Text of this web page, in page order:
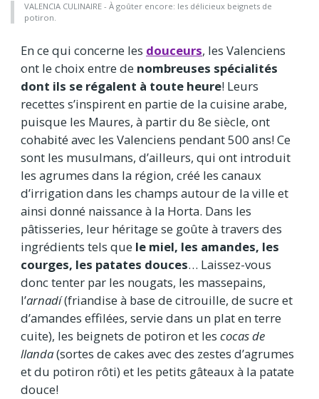
VALENCIA CULINAIRE - À goûter encore: les délicieux beignets de
potiron.
En ce qui concerne les douceurs, les Valenciens
ont le choix entre de nombreuses spécialités
dont ils se régalent à toute heure! Leurs
recettes s’inspirent en partie de la cuisine arabe,
puisque les Maures, à partir du 8e siècle, ont
cohabité avec les Valenciens pendant 500 ans! Ce
sont les musulmans, d’ailleurs, qui ont introduit
les agrumes dans la région, créé les canaux
d’irrigation dans les champs autour de la ville et
ainsi donné naissance à la Horta. Dans les
pâtisseries, leur héritage se goûte à travers des
ingrédients tels que le miel, les amandes, les
courges, les patates douces… Laissez-vous
donc tenter par les nougats, les massepains,
l’arnadí(friandise à base de citrouille, de sucre et
d’amandes effilées, servie dans un plat en terre
cuite), les beignets de potiron et les cocas de
llanda(sortes de cakes avec des zestes d’agrumes
et du potiron rôti) et les petits gâteaux à la patate
douce!